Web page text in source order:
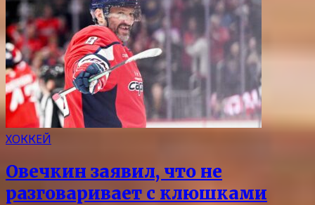
ХОККЕЙ
Овечкин заявил, что не
разговаривает с клюшками